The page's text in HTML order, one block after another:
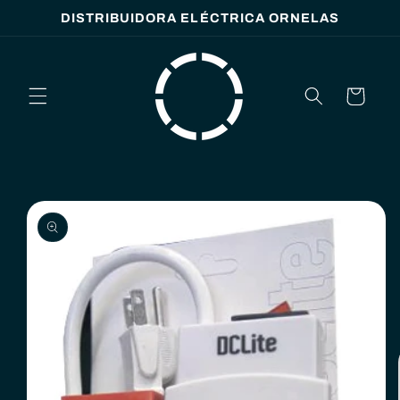
directamenteDISTRIBUIDORA ELÉCTRICA ORNELAS
Carrito
directamente
a la
información
del producto